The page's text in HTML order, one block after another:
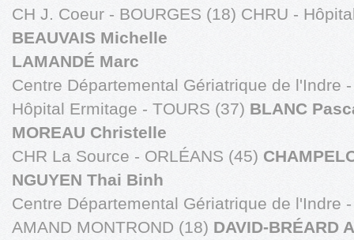
CH J. Coeur - BOURGES (18) CHRU -
BEAUVAIS Michelle
LAMANDÉ Marc
Centre Départemental Gériatrique de l'Indre
Hôpital Ermitage - TOURS (37) BLANC
MOREAU Christelle
CHR La Source - ORLÉANS (45)
NGUYEN Thai Binh
Centre Départemental Gériatrique de l'Indre
AMAND MONTROND (18) DAVID-BRÉARD